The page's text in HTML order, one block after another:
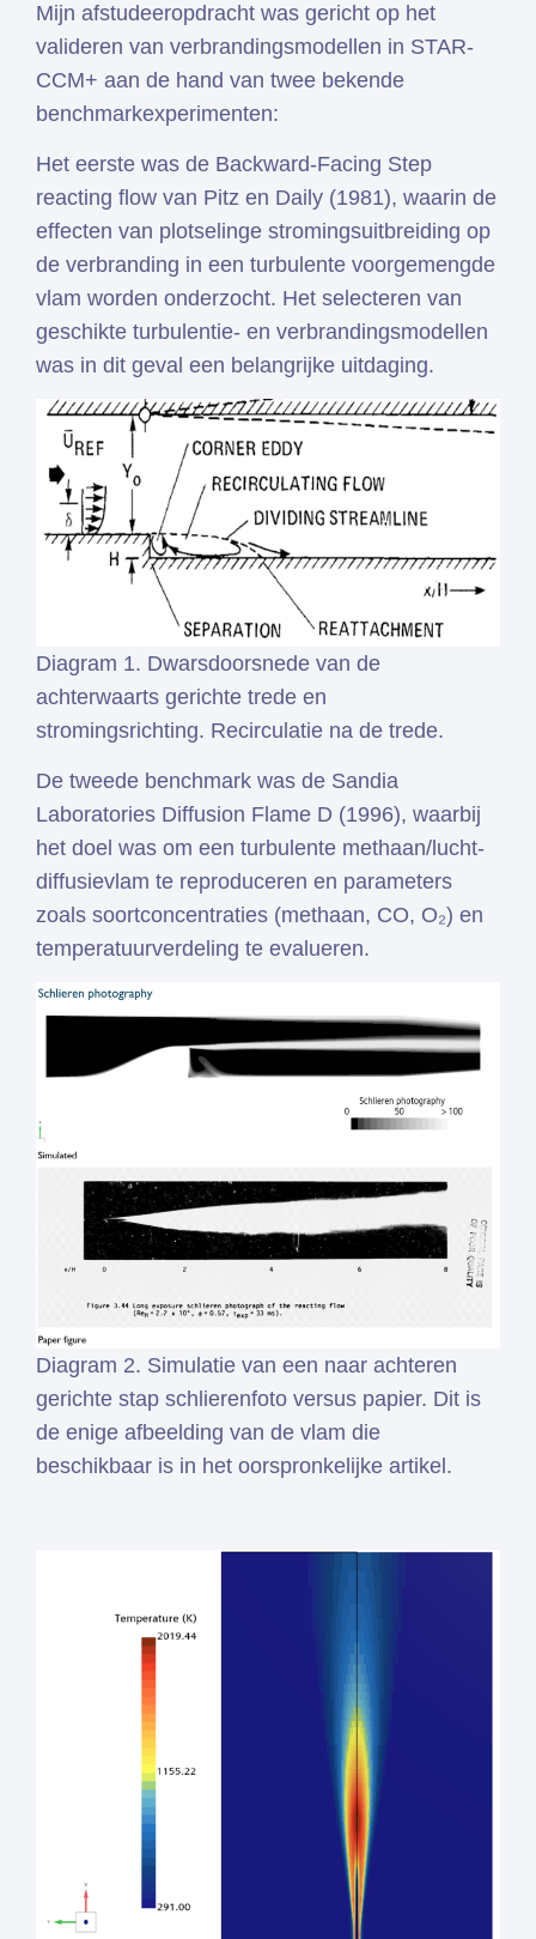
Mijn afstudeeropdracht was gericht op het
valideren van verbrandingsmodellen in STAR-
CCM+ aan de hand van twee bekende
benchmarkexperimenten:
Het eerste was de Backward-Facing Step
reacting flow van Pitz en Daily (1981), waarin de
effecten van plotselinge stromingsuitbreiding op
de verbranding in een turbulente voorgemengde
vlam worden onderzocht. Het selecteren van
geschikte turbulentie- en verbrandingsmodellen
was in dit geval een belangrijke uitdaging.
Diagram 1. Dwarsdoorsnede van de
achterwaarts gerichte trede en
stromingsrichting. Recirculatie na de trede.
De tweede benchmark was de Sandia
Laboratories Diffusion Flame D (1996), waarbij
het doel was om een turbulente methaan/lucht-
diffusievlam te reproduceren en parameters
zoals soortconcentraties (methaan, CO, O₂) en
temperatuurverdeling te evalueren.
Diagram 2. Simulatie van een naar achteren
gerichte stap schlierenfoto versus papier. Dit is
de enige afbeelding van de vlam die
beschikbaar is in het oorspronkelijke artikel.